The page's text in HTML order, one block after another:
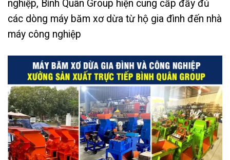
nghiệp, Bình Quân Group hiện cung cấp đầy đủ
các dòng máy băm xơ dừa từ hộ gia đình đến nhà
máy công nghiệp